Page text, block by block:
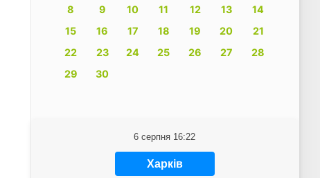
8
9 10 11 12 13
14
15
16 17 18 19 20
21
22
23 24 25 26 27
28
29
30
6 серпня 16:22
Харків